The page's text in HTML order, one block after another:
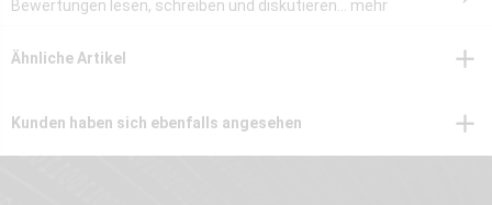
Bewertungen lesen, schreiben und diskutieren... mehr
Ähnliche Artikel
Kunden haben sich ebenfalls angesehen